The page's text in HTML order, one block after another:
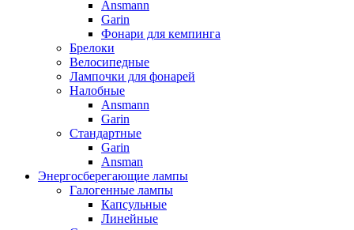
Ansmann
Garin
Фонари для кемпинга
Брелоки
Велосипедные
Лампочки для фонарей
Налобные
Ansmann
Garin
Стандартные
Garin
Ansman
Энергосберегающие лампы
Галогенные лампы
Капсульные
Линейные